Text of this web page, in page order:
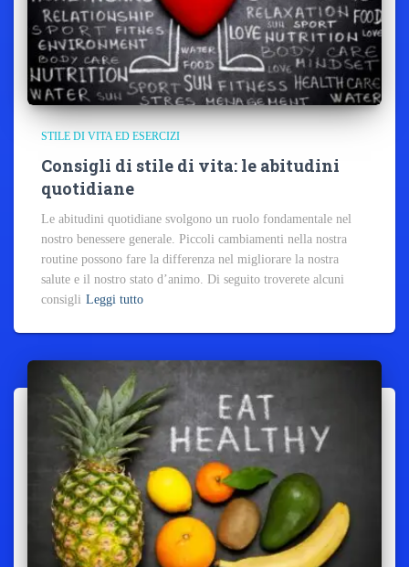
STILE DI VITA ED ESERCIZI
Consigli di stile di vita: le abitudini
quotidiane
Le abitudini quotidiane svolgono un ruolo fondamentale nel
nostro benessere generale. Piccoli cambiamenti nella nostra
routine possono fare la differenza nel migliorare la nostra
salute e il nostro stato d’animo. Di seguito troverete alcuni
consigli Leggi tutto